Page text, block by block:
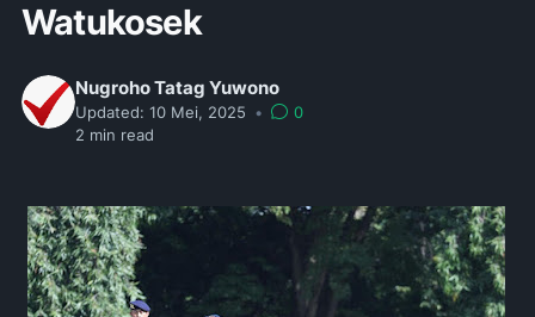
Watukosek
Nugroho Tatag Yuwono
Updated: 10 Mei, 2025 •
0
2 min read